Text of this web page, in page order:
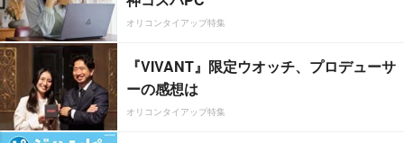
オリコンタイアップ特集
『VIVANT』限定ウオッチ、プロデューサ
ーの感想は
オリコンタイアップ特集